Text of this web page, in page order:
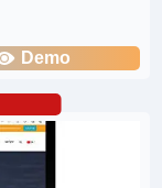
Demo